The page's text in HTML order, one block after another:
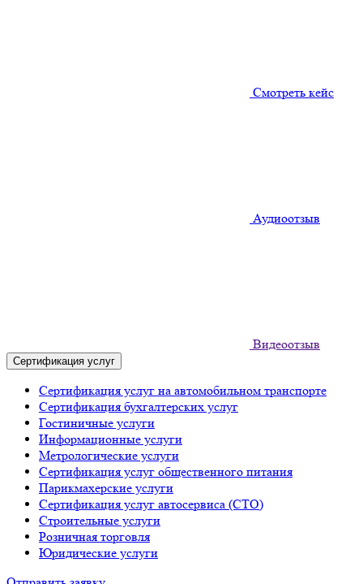
Смотреть кейс
Аудиоотзыв
Видеоотзыв
Сертификация услуг
Сертификация услуг на автомобильном транспорте
Сертификация бухгалтерских услуг
Гостиничные услуги
Информационные услуги
Метрологические услуги
Сертификация услуг общественного питания
Парикмахерские услуги
Сертификация услуг автосервиса (СТО)
Строительные услуги
Розничная торговля
Юридические услуги